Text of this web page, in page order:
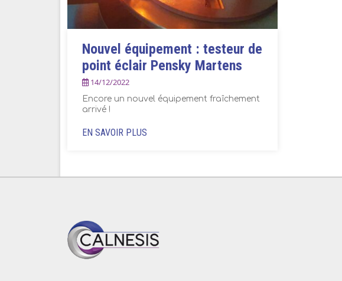
Nouvel équipement : testeur de
point éclair Pensky Martens
14/12/2022
Encore un nouvel équipement fraîchement
arrivé !
EN SAVOIR PLUS